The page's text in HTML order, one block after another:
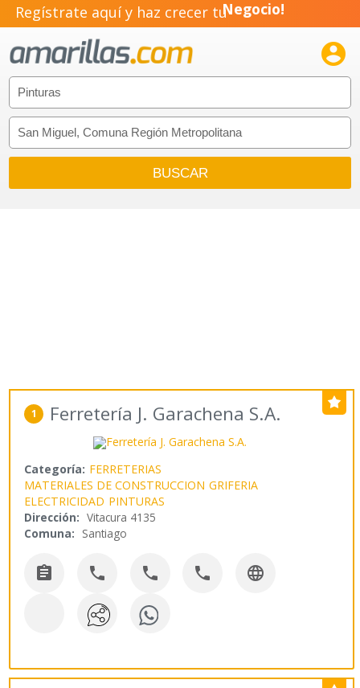
Regístrate aquí y haz crecer tuNegocio!
Emprendimiento!

1 Ferretería J. Garachena S.A.
Categoría: FERRETERIAS
MATERIALES DE CONSTRUCCION GRIFERIA
ELECTRICIDAD PINTURAS
Dirección: Vitacura 4135
Comuna: Santiago
    